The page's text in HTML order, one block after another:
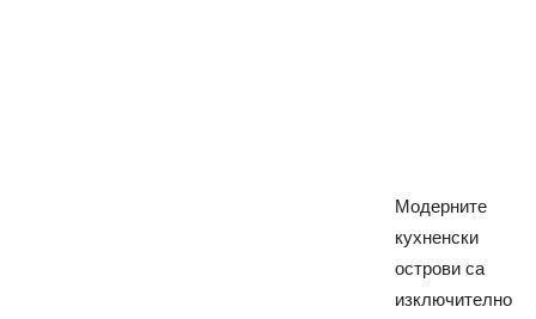
Модерните
кухненски
острови са
изключително